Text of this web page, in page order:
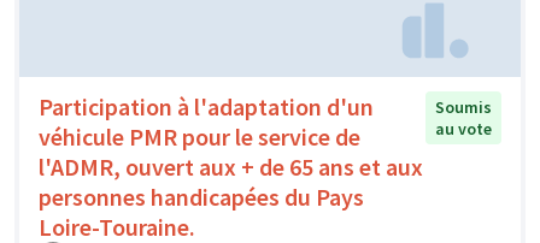
Participation à l'adaptation d'un
véhicule PMR pour le service de
l'ADMR, ouvert aux + de 65 ans et aux
personnes handicapées du Pays
Loire-Touraine.
Soumis
au vote